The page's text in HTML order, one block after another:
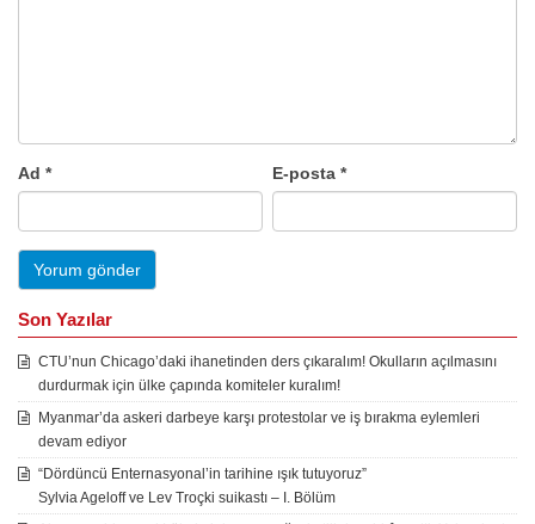
Ad * E-posta*
Son Yazılar
CTU’nun Chicago’daki ihanetinden ders çıkaralım! Okulların açılmasını
durdurmak için ülke çapında komiteler kuralım!
Myanmar’da askeri darbeye karşı protestolar ve iş bırakma eylemleri
devam ediyor
“Dördüncü Enternasyonal’in tarihine ışık tutuyoruz”
Sylvia Ageloff ve Lev Troçki suikastı – I. Bölüm